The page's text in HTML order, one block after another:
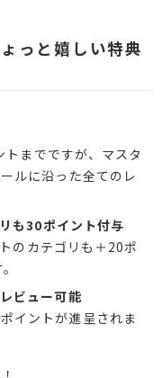
っと嬉しい特典
までですが、マスタ
ルに沿った全てのレ
も30ポイント付与
のカテゴリも＋20ポ
ビュー可能
イントが進呈されま